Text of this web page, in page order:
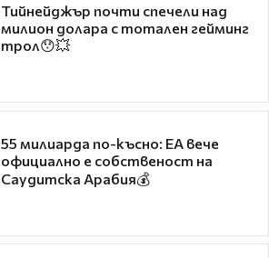
Тийнейджър почти спечели над
милион долара с тотален гейминг
трол😯💥
55 милиарда по-късно: EA вече
официално е собственост на
Саудитска Арабия💰